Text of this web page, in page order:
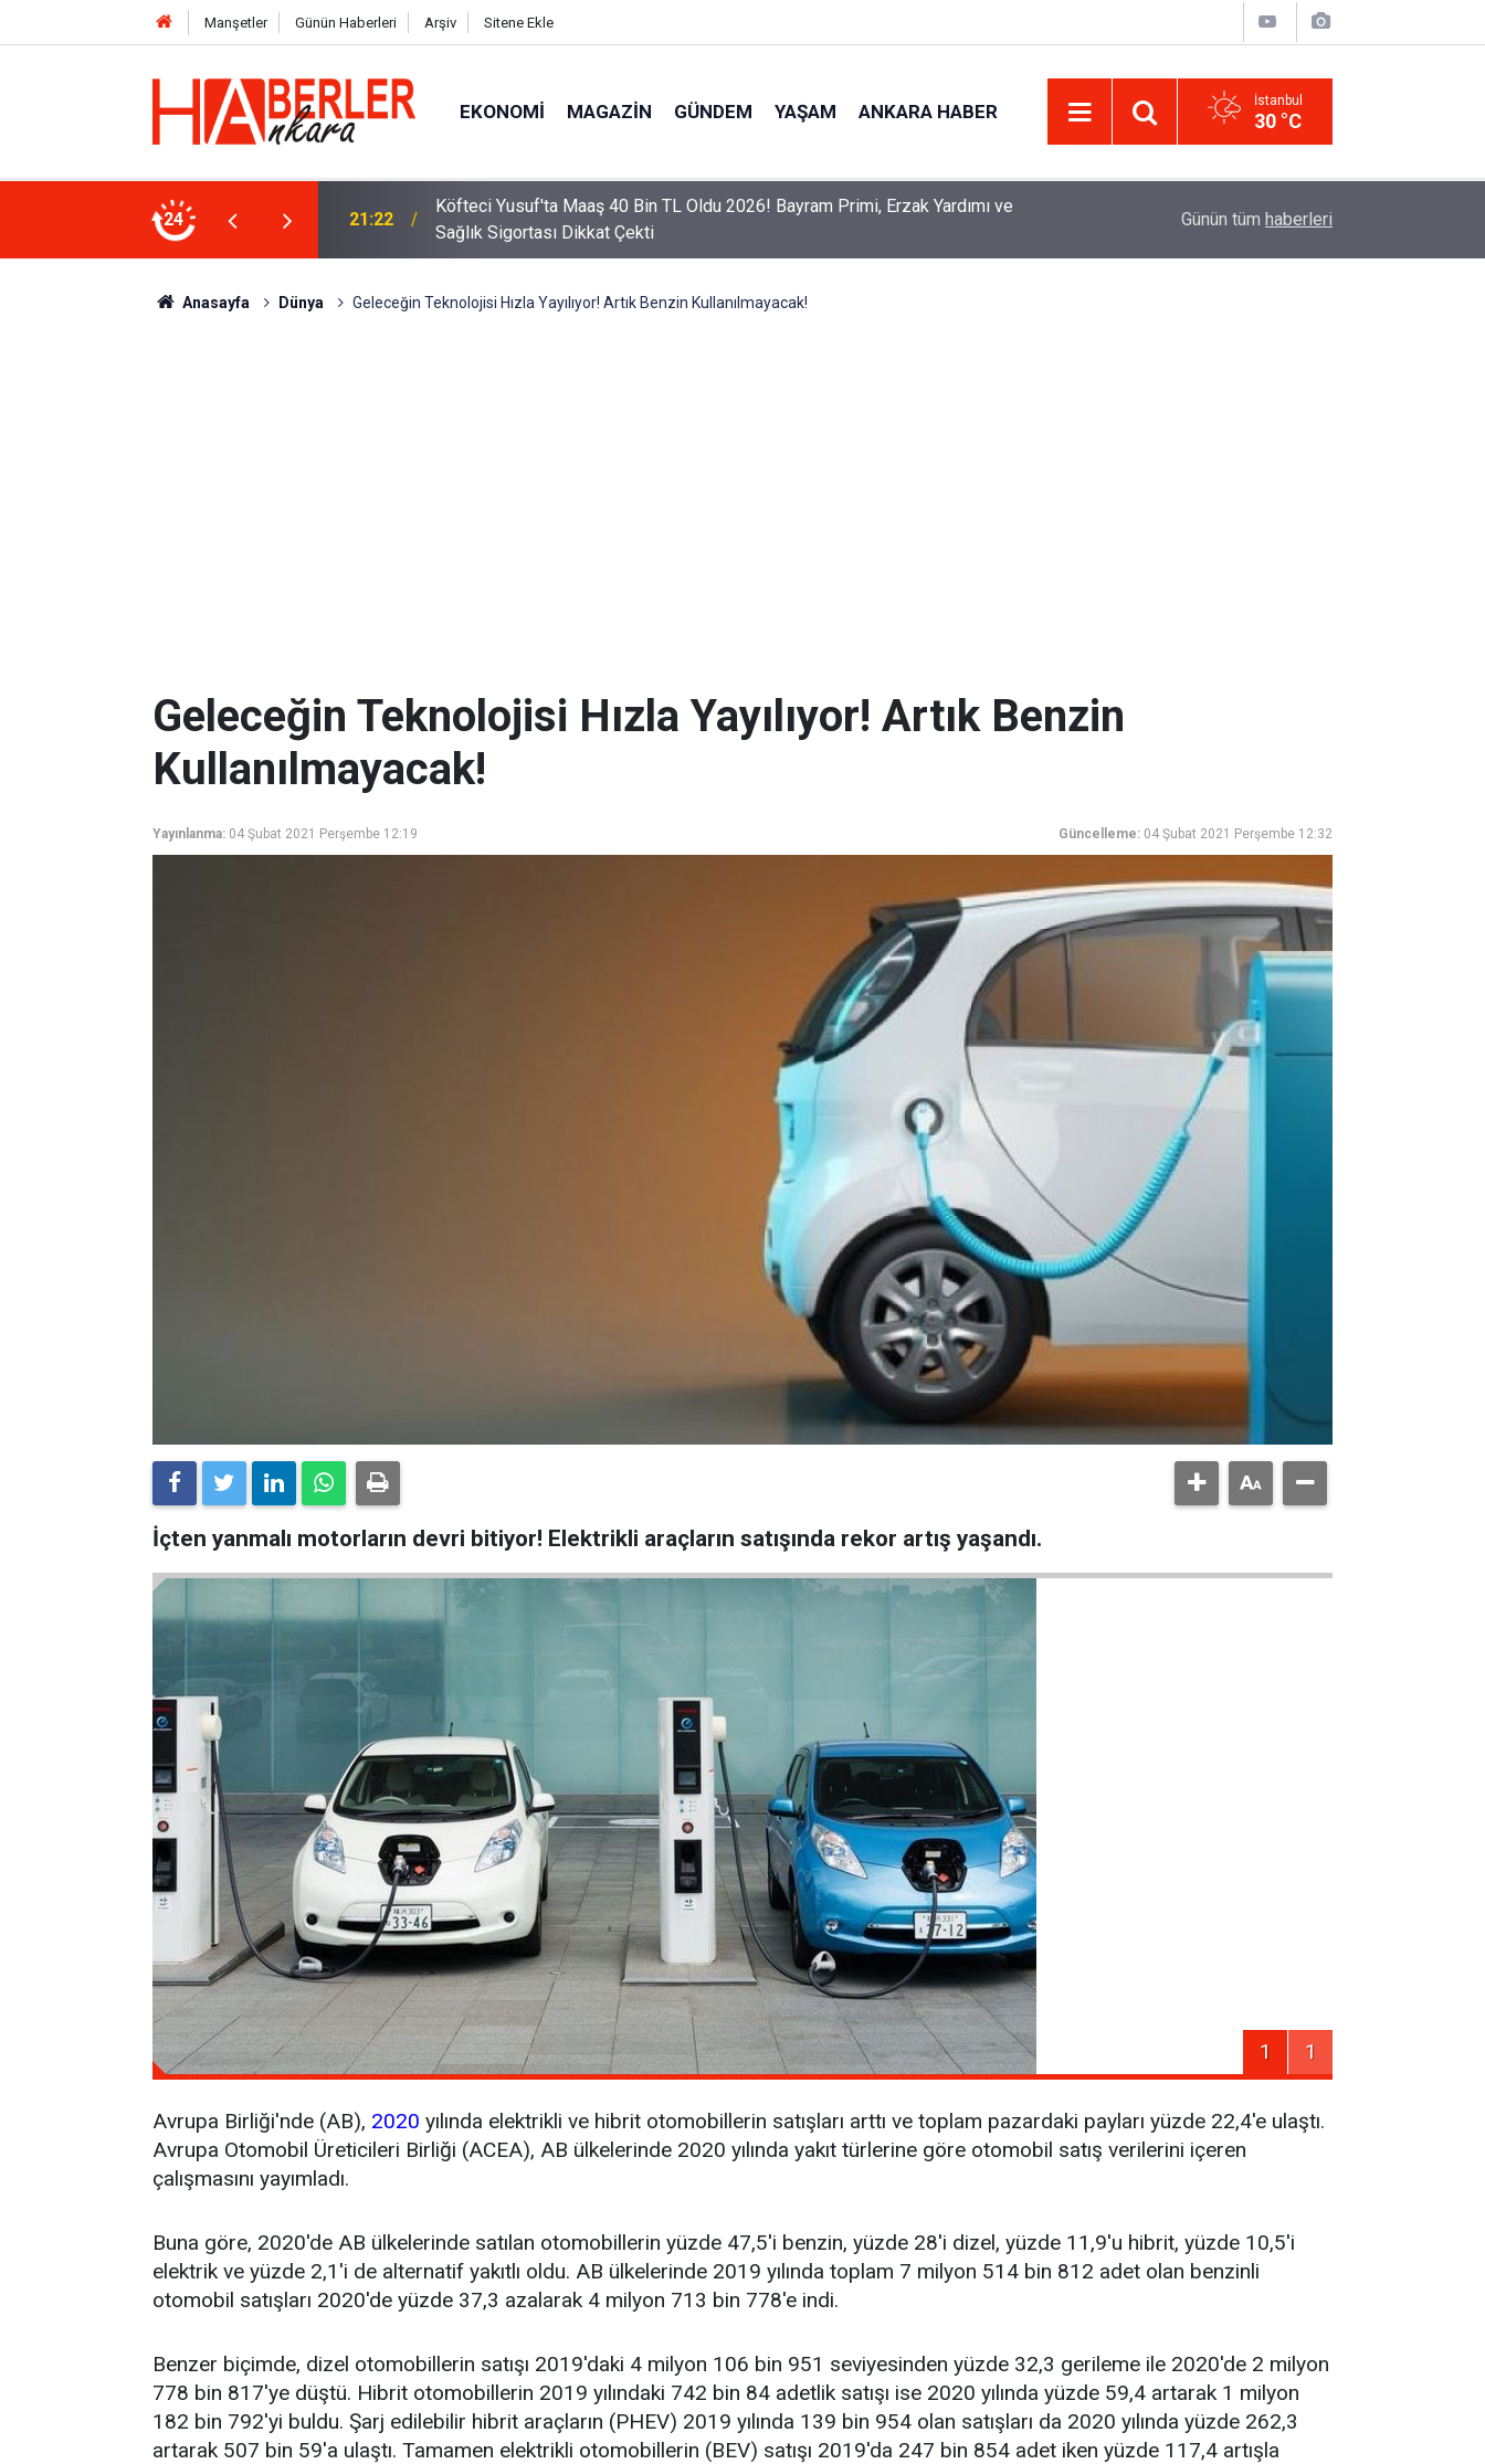
Manşetler Günün Haberleri Arşiv Sitene Ekle
EKONOMI MAGAZIN GÜNDEM YAŞAM ANKARA HABER İstanbul
30 °C
24
2026! Bayram Primi, Erzak Yardımı ve
12:33 Sürücüler Dikkat! Yeni Dönemde 3 İhlal Ehliyet İptaline Neden Olacak
Uzadı, Ödeme Kuralları Değişti
Günün tüm haberleri
Anasayfa Dünya Geleceğin Teknolojisi Hızla Yayılıyor! Artık Benzin Kullanılmayacak!
Geleceğin Teknolojisi Hızla Yayılıyor! Artık Benzin
Kullanılmayacak!
Yayınlanma: 04 Şubat 2021 Perşembe 12:19 Güncelleme: 04 Şubat 2021 Perşembe 12:32
İçten yanmalı motorların devri bitiyor! Elektrikli araçların satışında rekor artış yaşandı.
1 1
Avrupa Birliği'nde (AB), 2020 yılında elektrikli ve hibrit otomobillerin satışları arttı ve toplam pazardaki payları yüzde 22,4'e ulaştı.
Avrupa Otomobil Üreticileri Birliği (ACEA), AB ülkelerinde 2020 yılında yakıt türlerine göre otomobil satış verilerini içeren
çalışmasını yayımladı.
Buna göre, 2020'de AB ülkelerinde satılan otomobillerin yüzde 47,5'i benzin, yüzde 28'i dizel, yüzde 11,9'u hibrit, yüzde 10,5'i
elektrik ve yüzde 2,1'i de alternatif yakıtlı oldu. AB ülkelerinde 2019 yılında toplam 7 milyon 514 bin 812 adet olan benzinli
otomobil satışları 2020'de yüzde 37,3 azalarak 4 milyon 713 bin 778'e indi.
Benzer biçimde, dizel otomobillerin satışı 2019'daki 4 milyon 106 bin 951 seviyesinden yüzde 32,3 gerileme ile 2020'de 2 milyon
778 bin 817'ye düştü. Hibrit otomobillerin 2019 yılındaki 742 bin 84 adetlik satışı ise 2020 yılında yüzde 59,4 artarak 1 milyon
182 bin 792'yi buldu. Şarj edilebilir hibrit araçların (PHEV) 2019 yılında 139 bin 954 olan satışları da 2020 yılında yüzde 262,3
artarak 507 bin 59'a ulaştı. Tamamen elektrikli otomobillerin (BEV) satışı 2019'da 247 bin 854 adet iken yüzde 117,4 artışla